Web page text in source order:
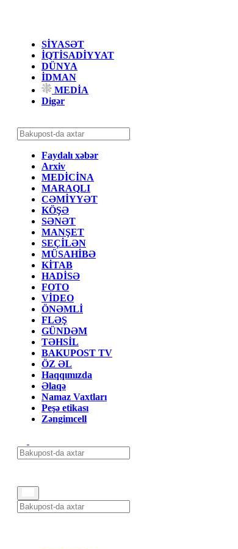
SİYASƏT
İQTİSADİYYAT
DÜNYA
İDMAN
MEDİA
Digər
Faydalı xəbər
Arxiv
MEDİCİNA
MARAQLI
CƏMİYYƏT
KÖŞƏ
SƏNƏT
MANŞET
SEÇİLƏN
MÜSAHİBƏ
KİTAB
HADİSƏ
FOTO
VİDEO
ÖNƏMLİ
FLƏŞ
GÜNDƏM
TƏHSİL
BAKUPOST TV
ÖZ ƏL
Haqqımızda
Əlaqə
Namaz Vaxtları
Peşə etikası
Zəngimcell